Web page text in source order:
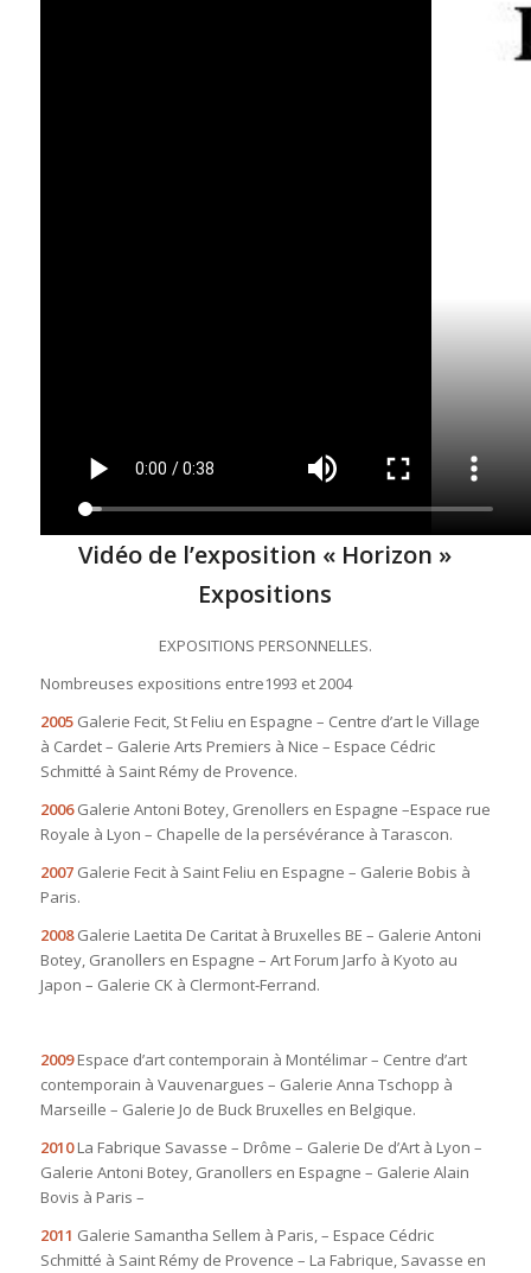
Vidéo de l’exposition « Horizon »
Expositions
EXPOSITIONS PERSONNELLES.
Nombreuses expositions entre1993 et 2004
2005Galerie Fecit, St Feliu en Espagne – Centre d’art le Village
à Cardet – Galerie Arts Premiers à Nice – Espace Cédric
Schmitté à Saint Rémy de Provence.
2006Galerie Antoni Botey, Grenollers en Espagne –Espace rue
Royale à Lyon – Chapelle de la persévérance à Tarascon.
2007Galerie Fecit à Saint Feliu en Espagne – Galerie Bobis à
Paris.
2008Galerie Laetita De Caritat à Bruxelles BE – Galerie Antoni
Botey, Granollers en Espagne – Art Forum Jarfo à Kyoto au
Japon – Galerie CK à Clermont-Ferrand.
2009Espace d’art contemporain à Montélimar – Centre d’art
contemporain à Vauvenargues – Galerie Anna Tschopp à
Marseille – Galerie Jo de Buck Bruxelles en Belgique.
2010La Fabrique Savasse – Drôme – Galerie De d’Art à Lyon –
Galerie Antoni Botey, Granollers en Espagne – Galerie Alain
Bovis à Paris –
2011 Galerie Samantha Sellem à Paris, – Espace Cédric
Schmitté à Saint Rémy de Provence – La Fabrique, Savasse en